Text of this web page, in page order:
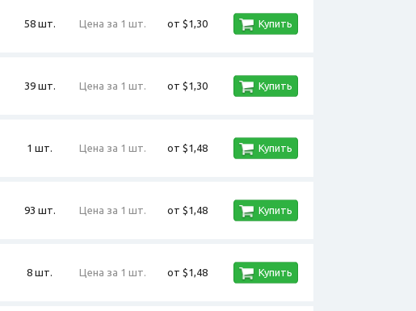
58 шт. Цена за 1 шт. от $1,30 Купить
39 шт. Цена за 1 шт. от $1,30 Купить
1 шт. Цена за 1 шт. от $1,48 Купить
93 шт. Цена за 1 шт. от $1,48 Купить
8 шт. Цена за 1 шт. от $1,48 Купить